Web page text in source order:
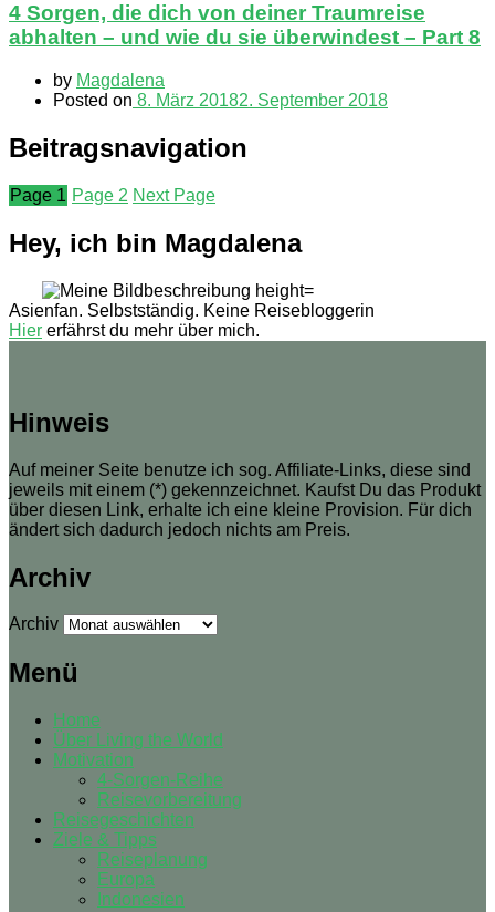
4 Sorgen, die dich von deiner Traumreise
abhalten – und wie du sie überwindest – Part 8
by Magdalena
Posted on 8. März 20182. September 2018
Beitragsnavigation
Page 1 Page 2 Next Page
Hey, ich bin Magdalena
Asienfan. Selbstständig. Keine Reisebloggerin
Hier erfährst du mehr über mich.
Hinweis
Auf meiner Seite benutze ich sog. Affiliate-Links, diese sind
jeweils mit einem (*) gekennzeichnet. Kaufst Du das Produkt
über diesen Link, erhalte ich eine kleine Provision. Für dich
ändert sich dadurch jedoch nichts am Preis.
Archiv
Archiv
Menü
Home
Über Living the World
Motivation
4-Sorgen-Reihe
Reisevorbereitung
Reisegeschichten
Ziele & Tipps
Reiseplanung
Europa
Indonesien